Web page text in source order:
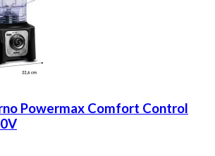
Powermax Comfort Control